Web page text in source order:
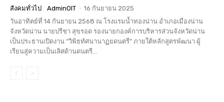
สังคมทั่วไป AdminOIT - 16 กันยายน 2025
วันอาทิตย์ที่ 14 กันยายน 2568 ณ โรงแรมน้ำทองน่าน อำเภอเมืองน่าน
จังหวัดน่าน นายปรีชา สุขรอด รองนายกองค์การบริหารส่วนจังหวัดน่าน
เป็นประธานเปิดงาน “วิพิธทัศนานาฏยดนตรี” ภายใต้หลักสูตรพัฒนา ผู้
เรียนสู่ความเป็นเลิศด้านดนตรี...